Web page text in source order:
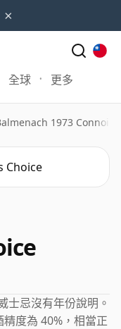
×
全球 更多
1973
士忌沒有年份說明。
度為 40%，相當正